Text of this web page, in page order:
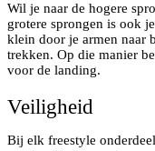
Wil je naar de hogere
grotere sprongen is ook
klein door je armen naar
trekken. Op die manier
voor de landing.
Veiligheid
Bij elk freestyle